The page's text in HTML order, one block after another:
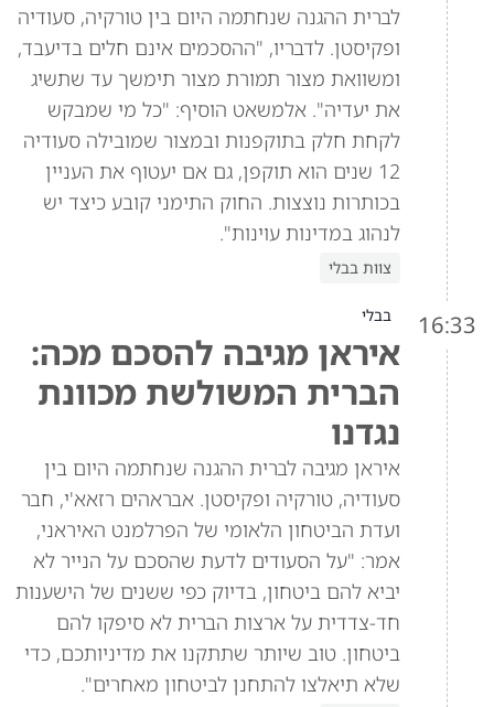
לברית ההגנה שנחתמה היום בין טורקיה, סעודיה
ופקיסטן. לדבריו, "ההסכמים אינם חלים בדיעבד,
ומשוואת מצור תמורת מצור תימשך עד שתשיג
את יעדיה". אלמשאט הוסיף: "כל מי שמבקש
לקחת חלק בתוקפנות ובמצור שמובילה סעודיה
12 שנים הוא תוקפן, גם אם יעטוף את העניין
בכותרות נוצצות. החוק התימני קובע כיצד יש
לנהוג במדינות עוינות".
צוות בבלי
16:33 בבלי
איראן מגיבה להסכם מכה:
הברית המשולשת מכוונת
נגדנו
איראן מגיבה לברית ההגנה שנחתמה היום בין
סעודיה, טורקיה ופקיסטן. אבראהים רזאא'י, חבר
ועדת הביטחון הלאומי של הפרלמנט האיראני,
אמר: "על הסעודים לדעת שהסכם על הנייר לא
יביא להם ביטחון, בדיוק כפי ששנים של הישענות
חד-צדדית על ארצות הברית לא סיפקו להם
ביטחון. טוב שיותר שתתקנו את מדיניותכם, כדי
שלא תיאלצו להתחנן לביטחון מאחרים".